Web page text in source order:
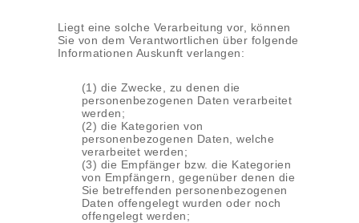
Liegt eine solche Verarbeitung vor, können
Sie von dem Verantwortlichen über folgende
Informationen Auskunft verlangen:
(1) die Zwecke, zu denen die
personenbezogenen Daten verarbeitet
werden;
(2) die Kategorien von
personenbezogenen Daten, welche
verarbeitet werden;
(3) die Empfänger bzw. die Kategorien
von Empfängern, gegenüber denen die
Sie betreffenden personenbezogenen
Daten offengelegt wurden oder noch
offengelegt werden;